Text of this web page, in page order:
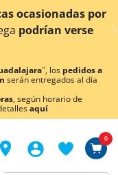
también en
", los pedidos a
serán entregados al día
, según horario de
aquí
0